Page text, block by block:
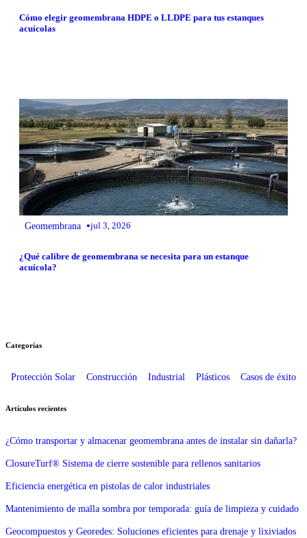
Cómo elegir geomembrana HDPE o LLDPE para tus estanques
acuícolas
Geomembrana •jul 3, 2026
¿Qué calibre de geomembrana se necesita para un estanque
acuícola?
Categorías
Protección Solar Construcción Industrial Plásticos Casos de éxito
Artículos recientes
¿Cómo transportar y almacenar geomembrana antes de instalar sin dañarla?
ClosureTurf® Sistema de cierre sostenible para rellenos sanitarios
Eficiencia energética en pistolas de calor industriales
Mantenimiento de malla sombra por temporada: guía de limpieza y cuidado
Geocompuestos y Georedes: Soluciones eficientes para drenaje y lixiviados